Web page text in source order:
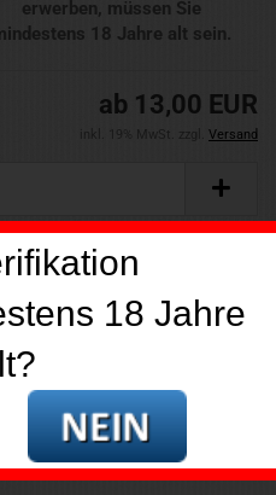
erwerben, müssen Sie
18 Jahre alt sein.
ab 13,00 EUR
inkl. 19% MwSt. zzgl. Versand
18 Jahre